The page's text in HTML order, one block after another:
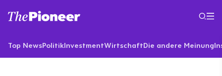
Top NewsPolitikInvestmentWirtschaftDie andere Meinung